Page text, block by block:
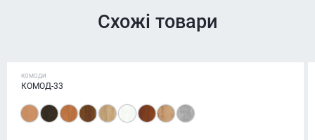
Схожі товари
КОМОДИ
КОМОД-33